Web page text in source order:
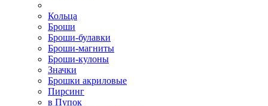
Кольца
Броши
Броши-булавки
Броши-магниты
Броши-кулоны
Значки
Брошки акриловые
Пирсинг
в Пупок